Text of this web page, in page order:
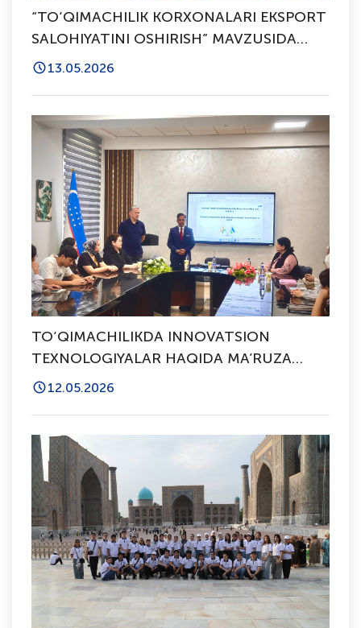
“TO‘QIMACHILIK KORXONALARI EKSPORT
SALOHIYATINI OSHIRISH” MAVZUSIDA
SEMINAR-TRENING O‘TKAZILDI
13.05.2026
TO‘QIMACHILIKDA INNOVATSION
TEXNOLOGIYALAR HAQIDA MA’RUZA
O’TKAZILDI
12.05.2026